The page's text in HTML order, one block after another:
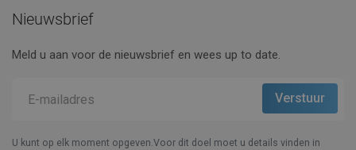
Nieuwsbrief
Meld u aan voor de nieuwsbrief en wees up to date.
U kunt op elk moment opgeven.Voor dit doel moet u details vinden in